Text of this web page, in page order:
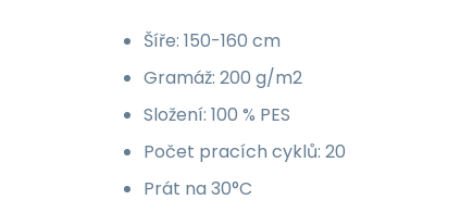
Šíře: 150-160 cm
Gramáž: 200 g/m2
Složení: 100 % PES
Počet pracích cyklů: 20
Prát na 30°C